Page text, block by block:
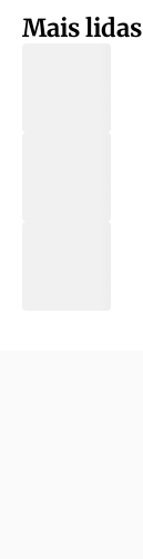
Mais lidas